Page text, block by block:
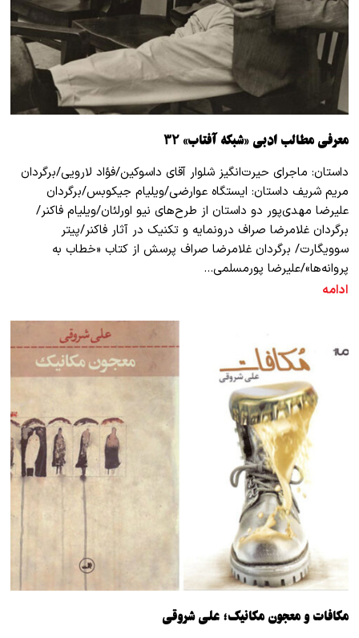
معرفی مطالب ادبی «شبکه آفتاب» ۳۲
داستان: ماجرای حیرت‌انگیز شلوار آقای داسوکین/فؤاد لارویی/برگردان
مریم شریف داستان: ایستگاه عوارضی/ویلیام جیکوبس/برگردان
علیرضا مهدی‌پور دو داستان از طرح‌های نیو اورلئان/ویلیام فاکنر/
برگردان غلامرضا صراف درونمایه و تکنیک در آثار فاکنر/پیتر
سوویگارت/ برگردان غلامرضا صراف پرسش از کتاب «خطاب به
پروانه‌ها»/علیرضا پورمسلمی…
ادامه
مکافات و معجون مکانیک؛ علی شروقی